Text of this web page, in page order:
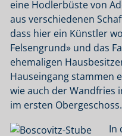
eine Hodlerbüste von
aus verschiedenen
dass hier ein Künstler
Felsengrund» und das
ehemaligen
Hauseingang stammen
wie auch der Wandfries
im ersten Obergeschoss.
In